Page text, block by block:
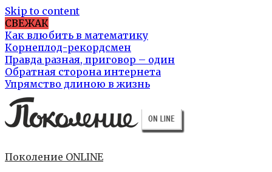
Skip to content
СВЕЖАК
Как влюбить в математику
Корнеплод-рекордсмен
Правда разная, приговор – один
Обратная сторона интернета
Упрямство длиною в жизнь
Поколение ONLINE